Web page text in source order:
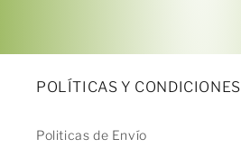
POLÍTICAS Y CONDICIONES
Politicas de Envío